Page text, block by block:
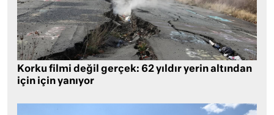
Korku filmi değil gerçek: 62 yıldır yerin altından
için için yanıyor